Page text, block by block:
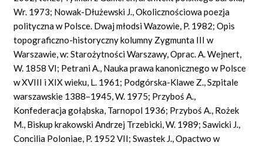
Wr. 1973; Nowak-Dłużewski J., Okolicznościowa poezja
polityczna w Polsce. Dwaj młodsi Wazowie, P. 1982; Opis
topograficzno-historyczny kolumny Zygmunta III w
Warszawie, w: Starożytności Warszawy, Oprac. A. Wejnert,
W. 1858 VI; Petrani A., Nauka prawa kanonicznego w Polsce
w XVIII i XIX wieku, L. 1961; Podgórska-Klawe Z., Szpitale
warszawskie 1388–1945, W. 1975; Przyboś A.,
Konfederacja gołąbska, Tarnopol 1936; Przyboś A., Rożek
M., Biskup krakowski Andrzej Trzebicki, W. 1989; Sawicki J.,
Concilia Poloniae, P. 1952 VII; Swastek J., Opactwo w